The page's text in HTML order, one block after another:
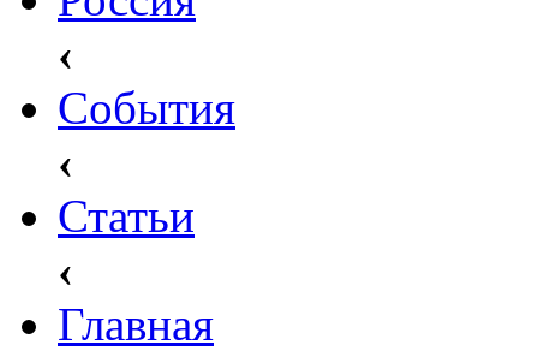
‹
События
‹
Статьи
‹
Главная